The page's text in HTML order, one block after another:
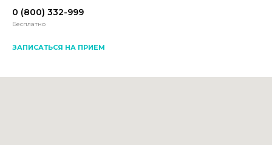
0 (800) 332-999
Бесплатно
ЗАПИСАТЬСЯ НА ПРИЕМ